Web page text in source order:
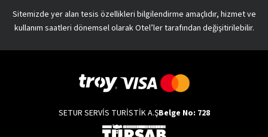
Sitemizde yer alan tesis özellikleri bilgilendirme amaçlıdır, hizmet ve
kullanım saatleri dönemsel olarak Otel’ler tarafından değişitirilebilir.
SETUR SERVİS TURİSTİK A.ŞBelge No: 728